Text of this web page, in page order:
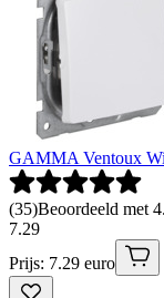
GAMMA Ventoux
(35)Beoordeeld met
7.29
Prijs: 7.29 euro